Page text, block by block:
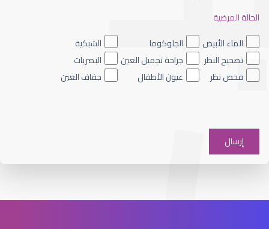
الماء الأزرق داخل العين
الحالة المرضية
الماء الأبيض
الجلوكوما
الشبكية
تصحيح النظر
جراحة تجميل العين
البصريات
فحص نظر
عيون الأطفال جفاف العين